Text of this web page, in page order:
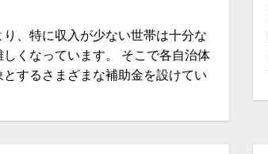
、特に収入が少ない世帯は十分な
くなっています。 そこで各自治体
するさまざまな補助金を設けてい